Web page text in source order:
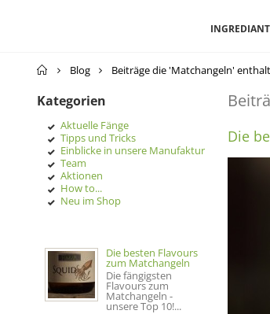
INGREDIANT
Startseite
Blog Beiträge die 'Matchangeln'
Kategorien
Aktuelle Fänge
Tipps und Tricks
Einblicke in unsere Manufaktur
Team
Aktionen
How to...
Neu im Shop
Die besten Flavours
zum Matchangeln
Die fängigsten
Flavours zum
Matchangeln -
unsere Top 10!...
Die